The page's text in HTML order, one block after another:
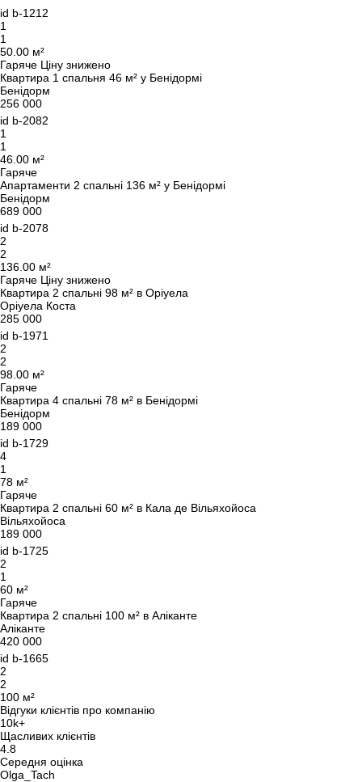
id b-1212
1
1
50.00 м²
Гаряче Ціну знижено
Квартира 1 спальня 46 м² у Бенідормі
Бенідорм
256 000
id b-2082
1
1
46.00 м²
Гаряче
Апартаменти 2 спальні 136 м² у Бенідормі
Бенідорм
689 000
id b-2078
2
2
136.00 м²
Гаряче Ціну знижено
Квартира 2 спальні 98 м² в Оріуела
Оріуела Коста
285 000
id b-1971
2
2
98.00 м²
Гаряче
Квартира 4 спальні 78 м² в Бенідормі
Бенідорм
189 000
id b-1729
4
1
78 м²
Гаряче
Квартира 2 спальні 60 м² в Кала де Вільяхойоса
Вільяхойоса
189 000
id b-1725
2
1
60 м²
Гаряче
Квартира 2 спальні 100 м² в Аліканте
Аліканте
420 000
id b-1665
2
2
100 м²
Відгуки клієнтів про компанію
10k+
Щасливих клієнтів
4.8
Середня оцінка
Olga_Tach
Дякуємо!
Ми отримали ваш
Дякуємо!
вами найближчим часом.